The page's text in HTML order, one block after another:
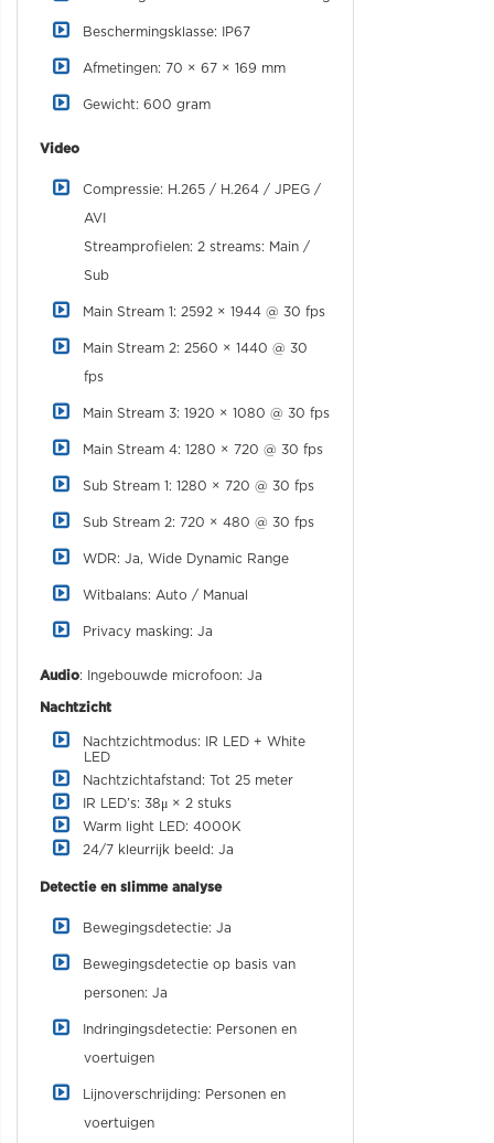
Beschermingsklasse: IP67
Afmetingen: 70 × 67 × 169 mm
Gewicht: 600 gram
Video
Compressie: H.265 / H.264 / JPEG /
AVI
Streamprofielen: 2 streams: Main /
Sub
Main Stream 1: 2592 × 1944 @ 30 fps
Main Stream 2: 2560 × 1440 @ 30
fps
Main Stream 3: 1920 × 1080 @ 30 fps
Main Stream 4: 1280 × 720 @ 30 fps
Sub Stream 1: 1280 × 720 @ 30 fps
Sub Stream 2: 720 × 480 @ 30 fps
WDR: Ja, Wide Dynamic Range
Witbalans: Auto / Manual
Privacy masking: Ja
Audio: Ingebouwde microfoon: Ja
Nachtzicht
Nachtzichtmodus: IR LED + White
LED
Nachtzichtafstand: Tot 25 meter
IR LED’s: 38μ × 2 stuks
Warm light LED: 4000K
24/7 kleurrijk beeld: Ja
Detectie en slimme analyse
Bewegingsdetectie: Ja
Bewegingsdetectie op basis van
personen: Ja
Indringingsdetectie: Personen en
voertuigen
Lijnoverschrijding: Personen en
voertuigen